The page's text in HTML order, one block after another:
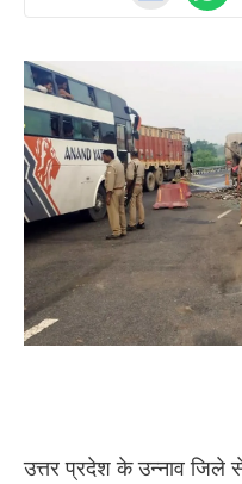
उत्तर प्रदेश के उन्नाव जिले